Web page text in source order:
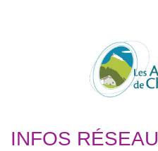
INFOS RÉSEAU